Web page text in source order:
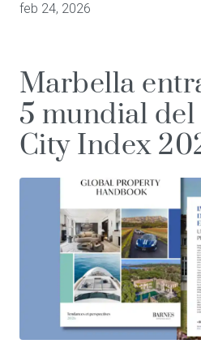
feb 24, 2026
Marbella
5 mundial del
City Index